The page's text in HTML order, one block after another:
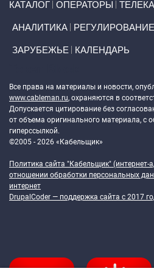
КАТАЛОГ ОПЕРАТОРЫ
АНАЛИТИКА РЕГУЛИРОВАНИЕ
ЗАРУБЕЖЬЕ КАЛЕНДАРЬ
Все права на материалы и новости,
www.cableman.ru, охраняются в
Допускается цитирование без
от объема оригинального материала, с
гиперссылкой.
©2005 - 2026 «Кабельщик»
Политика сайта "Кабельщик" (интернет-
отношении обработки персональных
интернет
DrupalCoder — поддержка сайта c 2017